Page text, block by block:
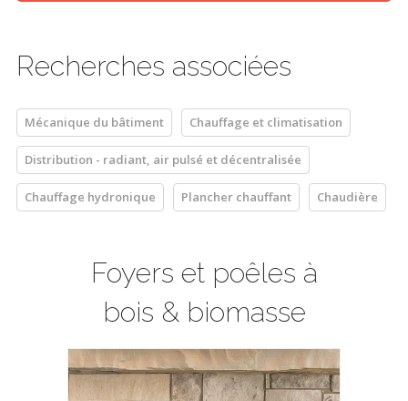
Recherches associées
Mécanique du bâtiment Chauffage et climatisation
Distribution - radiant, air pulsé et décentralisée
Chauffage hydronique Plancher chauffant Chaudière
Foyers et poêles à
bois & biomasse